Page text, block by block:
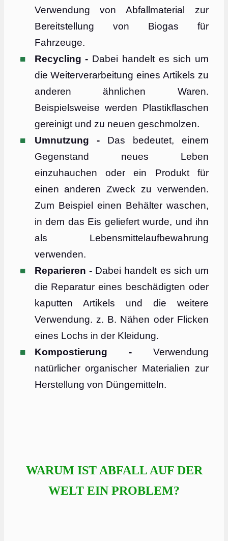
Verwendung von Abfallmaterial zur
Bereitstellung von Biogas für
Fahrzeuge.
Recycling - Dabei handelt es sich um
die Weiterverarbeitung eines Artikels zu
anderen ähnlichen Waren.
Beispielsweise werden Plastikflaschen
gereinigt und zu neuen geschmolzen.
Umnutzung - Das bedeutet, einem
Gegenstand neues Leben
einzuhauchen oder ein Produkt für
einen anderen Zweck zu verwenden.
Zum Beispiel einen Behälter waschen,
in dem das Eis geliefert wurde, und ihn
als Lebensmittelaufbewahrung
verwenden.
Reparieren - Dabei handelt es sich um
die Reparatur eines beschädigten oder
kaputten Artikels und die weitere
Verwendung. z. B. Nähen oder Flicken
eines Lochs in der Kleidung.
Kompostierung - Verwendung
natürlicher organischer Materialien zur
Herstellung von Düngemitteln.
WARUM IST ABFALL AUF DER
WELT EIN PROBLEM?